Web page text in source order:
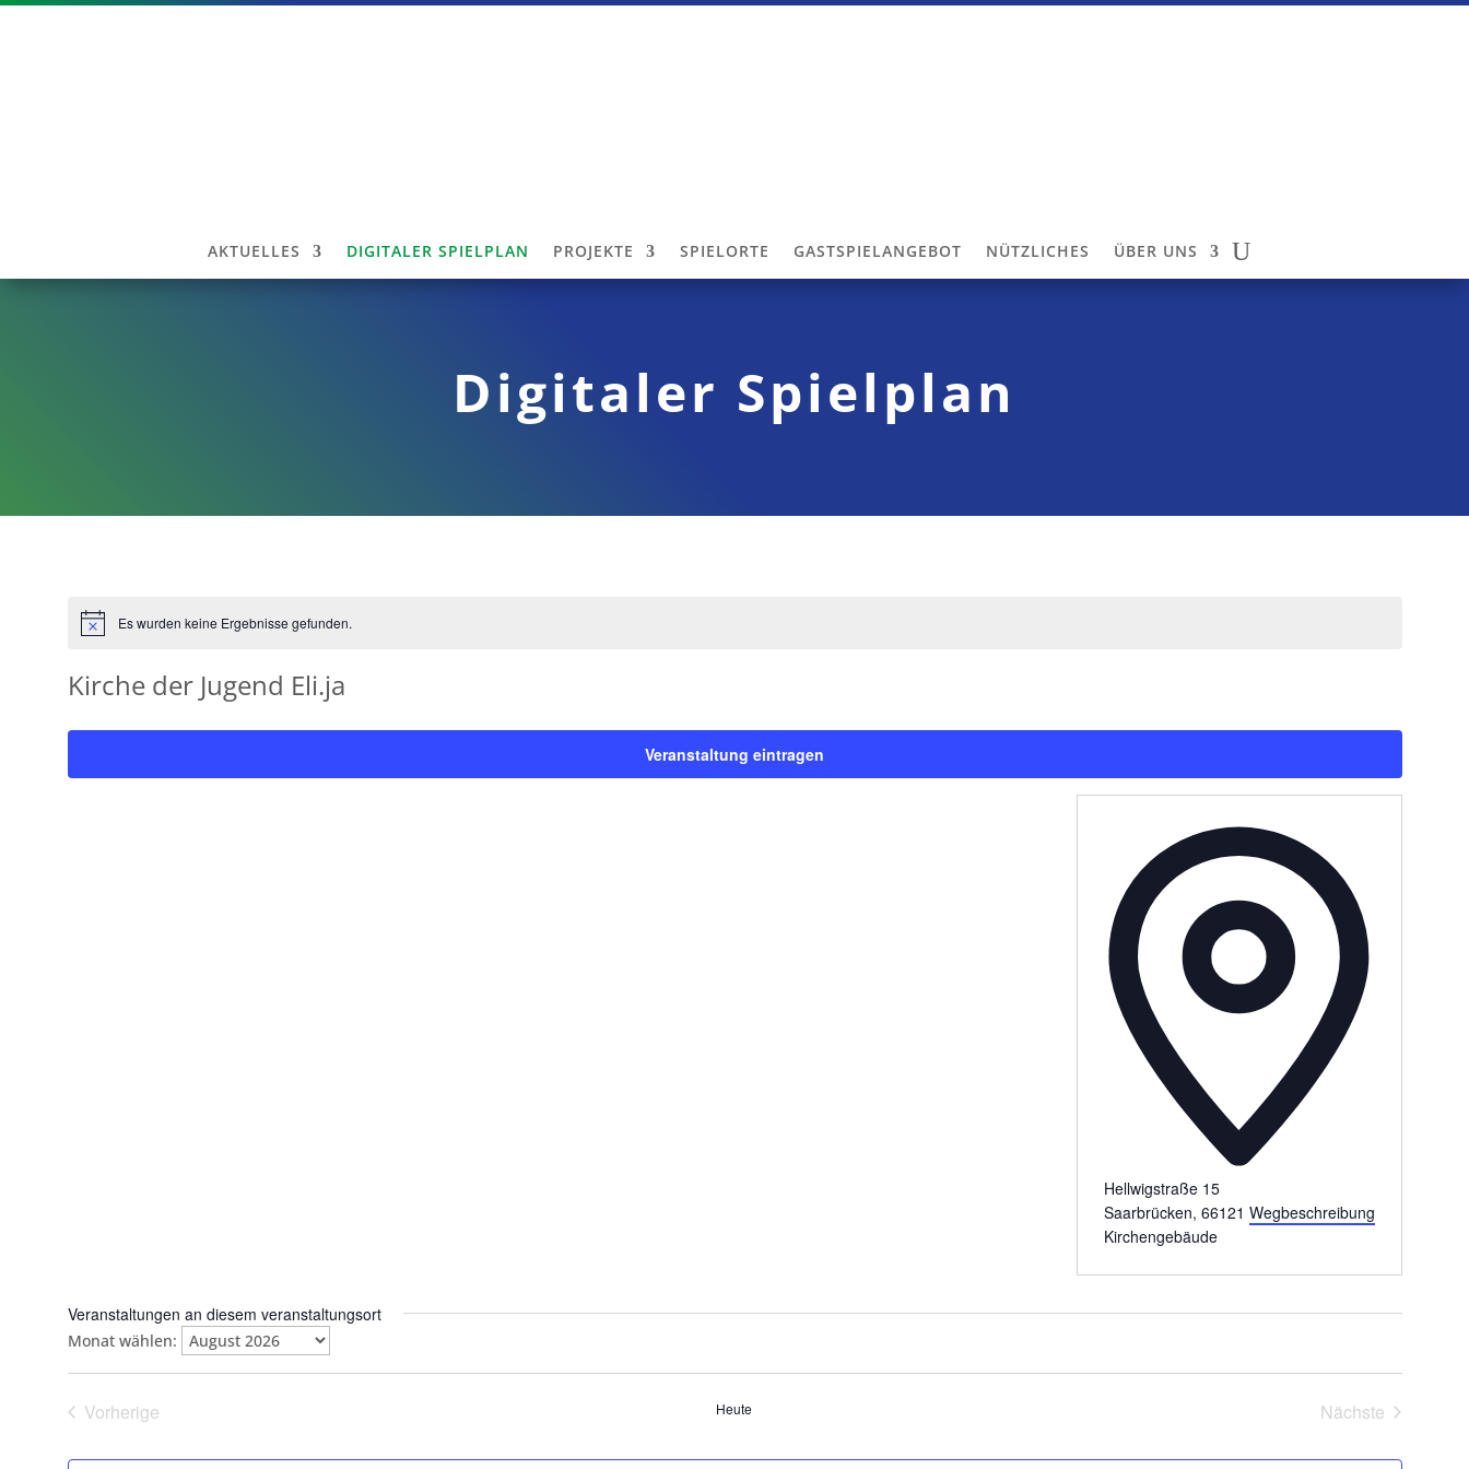
AKTUELLES DIGITALER SPIELPLAN PROJEKTE SPIELORTE GASTSPIELANGEBOT NÜTZLICHES ÜBER UNS
Digitaler Spielplan
HinweisEs wurden keine Ergebnisse gefunden.
Kirche der Jugend Eli.ja
Veranstaltung eintragen
Hellwigstraße 15
Saarbrücken, 66121 Wegbeschreibung
Kirchengebäude
Veranstaltungen an diesem veranstaltungsort
Monat wählen:
Vorherige
Heute
Nächste